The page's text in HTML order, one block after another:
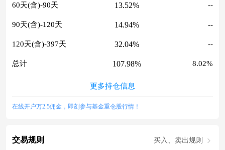
60天(含)-90天 13.52% --
90天(含)-120天 14.94% --
120天(含)-397天 32.04% --
总计 107.98% 8.02%
更多持仓信息
在线开户万2.5佣金，即刻参与基金重仓股行情！
交易规则 买入、卖出规则